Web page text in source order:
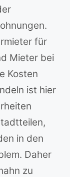
für
Mieter bei
Kosten
ist hier
in den
Daher
zu